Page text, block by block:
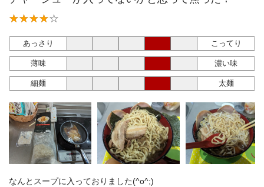
あっさり こってり
薄味 濃い味
細麺 太麺
なんとスープに入っておりました(^o^;)